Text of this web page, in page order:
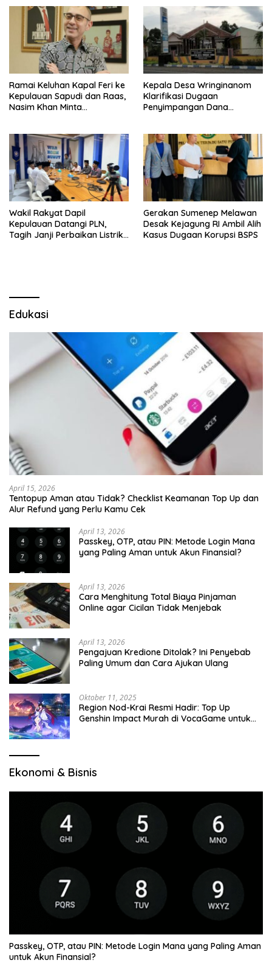
Ramai Keluhan Kapal Feri ke
Kepulauan Sapudi dan Raas,
Nasim Khan Minta
Kepala Desa Wringinanom
Klarifikasi Dugaan
Penyimpangan Dana
Wakil Rakyat Dapil
Kepulauan Datangi PLN,
Tagih Janji Perbaikan Listrik
Gerakan Sumenep Melawan
Desak Kejagung RI Ambil Alih
Kasus Dugaan Korupsi BSPS
Edukasi
April 15, 2026
Tentopup Aman atau Tidak? Checklist Keamanan Top Up dan
Alur Refund yang Perlu Kamu Cek
April 13, 2026
Passkey, OTP, atau PIN: Metode Login Mana
yang Paling Aman untuk Akun Finansial?
April 13, 2026
Cara Menghitung Total Biaya Pinjaman
Online agar Cicilan Tidak Menjebak
April 13, 2026
Pengajuan Kredione Ditolak? Ini Penyebab
Paling Umum dan Cara Ajukan Ulang
Oktober 11, 2025
Region Nod-Krai Resmi Hadir: Top Up
Genshin Impact Murah di VocaGame untuk
Ekonomi & Bisnis
Passkey, OTP, atau PIN: Metode Login Mana yang Paling Aman
untuk Akun Finansial?